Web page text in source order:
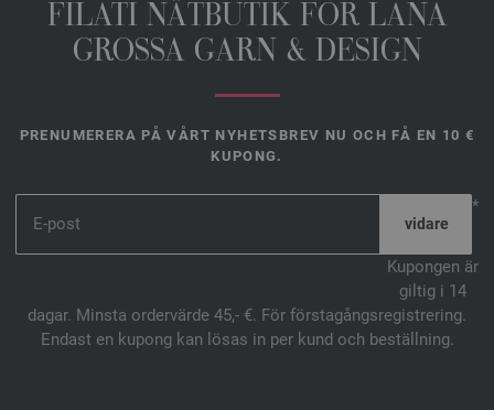
FILATI NÄTBUTIK FŐR LANA
GROSSA GARN & DESIGN
PRENUMERERA PÅ VÅRT NYHETSBREV NU OCH FÅ EN 10 €
KUPONG.
*
Kupongen är
giltig i 14
dagar. Minsta ordervärde 45,- €. För förstagångsregistrering.
Endast en kupong kan lösas in per kund och beställning.